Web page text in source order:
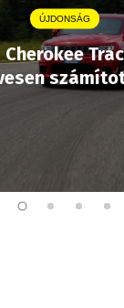
ÚJDONSÁG
Cherokee